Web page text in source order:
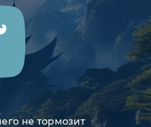
не тормозит